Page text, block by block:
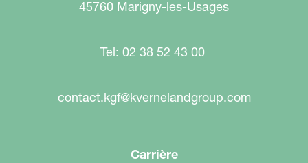
45760 Marigny-les-Usages
Tel: 02 38 52 43 00
contact.kgf@kvernelandgroup.com
Carrière